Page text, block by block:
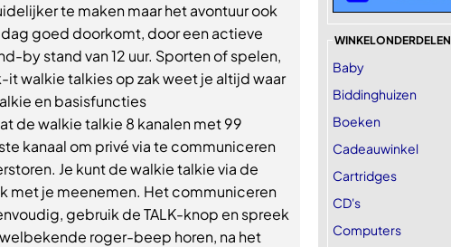
te maken maar het avontuur ook
goed doorkomt, door een actieve
by stand van 12 uur. Sporten of spelen,
it walkie talkies op zak weet je altijd waar
en basisfuncties
de walkie talkie 8 kanalen met 99
kanaal om privé via te communiceren
Je kunt de walkie talkie via de
met je meenemen. Het communiceren
gebruik de TALK-knop en spreek
roger-beep horen, na het
WINKELONDERDELEN
Baby
Biddinghuizen
Boeken
Cadeauwinkel
Cartridges
CD's
Computers